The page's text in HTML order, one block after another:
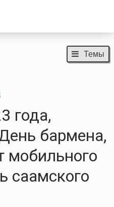
Темы
года,
бармена,
мобильного
саамского